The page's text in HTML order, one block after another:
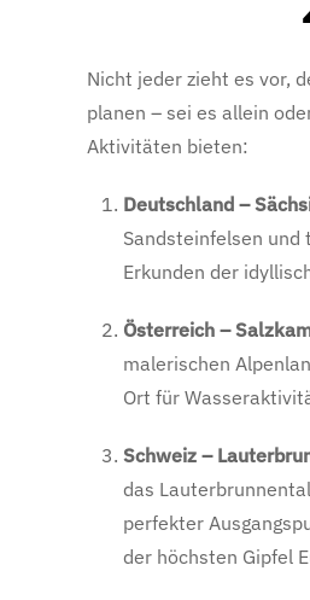
Nicht jeder zieht es vor,
planen – sei es allein
Aktivitäten bieten:
Deutschland –
Sandsteinfelsen und
Erkunden der
Österreich –
malerischen
Ort für
Schweiz –
das
perfekter
der höchsten Gipfel